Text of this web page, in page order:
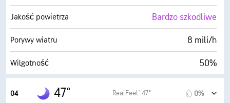
Widoczność 10 mili
Pułap chmur 30000 stopy
Jakość powietrza Bardzo szkodliwe
Porywy wiatru 8 mili/h
Wilgotność 50%
Punkt rosy
04 47° RealFeel® 47° 0%